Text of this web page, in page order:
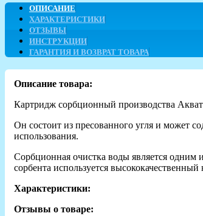
ОПИСАНИЕ
ХАРАКТЕРИСТИКИ
ОТЗЫВЫ
ИНСТРУКЦИИ
ГАРАНТИЯ И ВОЗВРАТ ТОВАРА
Описание товара:
Картридж сорбционный производства
Он состоит из пресованного угля и может
использования.
Сорбционная очистка воды является одним
сорбента используется
Характеристики:
Отзывы о товаре: